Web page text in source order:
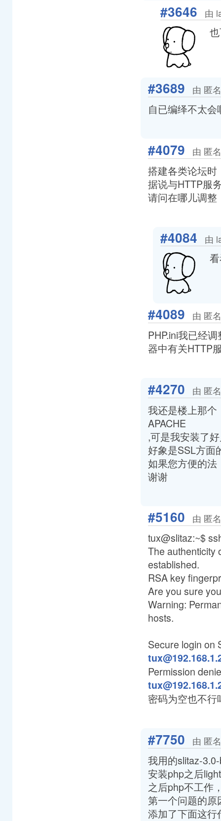
#3646 由
#3689 由 匿
自已编绎不太会
#4079 由 匿
搭建各类论坛时
据说与HTTP服
请问在哪儿调整
#4084 由
#4089 由 匿
PHP.ini我已经
器中有关HTTP
#4270 由 匿
我还是楼上那个
APACHE
,可是我安装了
好象是SSL方面
如果您方便的法
谢谢
#5160 由 匿
tux@slitaz:~$
The authenticity
established.
RSA key
Are you sure
Warning:
hosts.
Secure login on
Permission
密码为空也不
#7750 由 匿
我用的slitaz-
安装php之后
之后php不工作
第一个问题的原
添加了下面这行